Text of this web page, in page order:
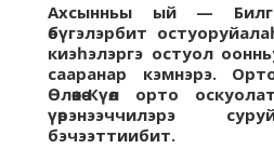
Ахсынньы ый —
өбүгэлэрбит
киэһэлэргэ остуол
сааранар кэмнэрэ.
Өлөөкө-Күөл орто
үөрэнээччилэрэ
бэчээттиибит.